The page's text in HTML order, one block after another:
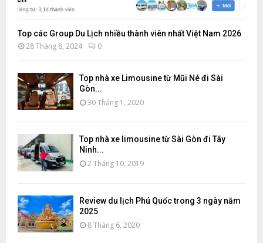
Top các Group Du Lịch nhiều thành viên nhất Việt Nam 2026
28 Tháng 8, 2024 0
Top nhà xe Limousine từ Mũi Né đi Sài
Gòn...
30 Tháng 1, 2020
Top nhà xe limousine từ Sài Gòn đi Tây
Ninh...
2 Tháng 10, 2019
Review du lịch Phú Quốc trong 3 ngày năm
2025
8 Tháng 6, 2020